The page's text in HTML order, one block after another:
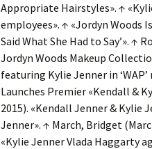
Appropriate Hairstyles». ↑
employees». ↑ «Jordyn Woods
Said What She Had to Say’». ↑
Jordyn Woods Makeup
featuring Kylie Jenner in
Launches Premier «Kendall &
2015). «Kendall Jenner & Kylie
Jenner». ↑ March, Bridget
«Kylie Jenner Vlada Haggarty